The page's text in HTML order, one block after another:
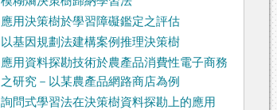
應用決策樹於學習障礙鑑定之評估
以基因規劃法建構案例推理決策樹
應用資料探勘技術於農產品消費性電子商務
之研究－以某農產品網路商店為例
詢問式學習法在決策樹資料探勘上的應用